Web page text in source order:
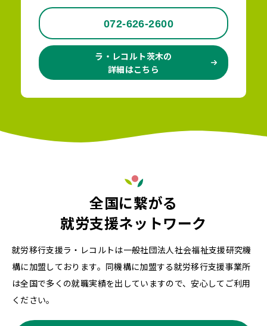
072-626-2600
ラ・レコルト茨木の
詳細はこちら
全国に繋がる
就労支援ネットワーク
就労移行支援ラ・レコルトは一般社団法人社会福祉支援研究機
構に加盟しております。同機構に加盟する就労移行支援事業所
は全国で多くの就職実績を出していますので、安心してご利用
ください。